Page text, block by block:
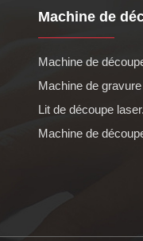
Machine de
Machine de
Machine de
Lit de découpe
Machine de